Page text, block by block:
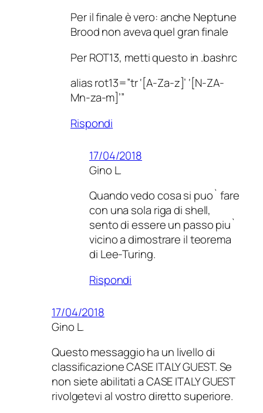
Per il finale è vero: anche Neptune
Brood non aveva quel gran finale
Per ROT13, metti questo in .bashrc
alias rot13=”tr ‘[A-Za-z]’ ‘[N-ZA-
Mn-za-m]’”
Rispondi
17/04/2018
Gino L.
Quando vedo cosa si puo` fare
con una sola riga di shell,
sento di essere un passo piu`
vicino a dimostrare il teorema
di Lee-Turing.
Rispondi
17/04/2018
Gino L.
Questo messaggio ha un livello di
classificazione CASE ITALY GUEST. Se
non siete abilitati a CASE ITALY GUEST
rivolgetevi al vostro diretto superiore.